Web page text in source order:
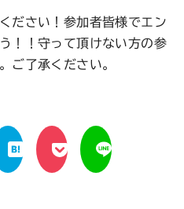
ださい！参加者皆様でエン
！！守って頂けない方の参
ご了承ください。